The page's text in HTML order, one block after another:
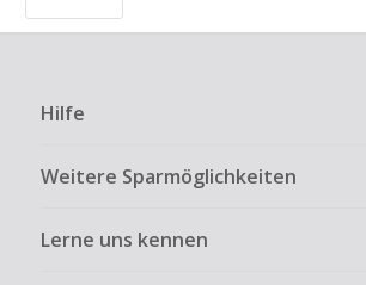
Hilfe
Weitere Sparmöglichkeiten
Lerne uns kennen